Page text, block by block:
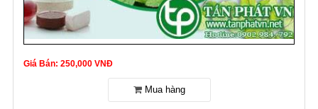
Giá Bán: 250,000 VNĐ